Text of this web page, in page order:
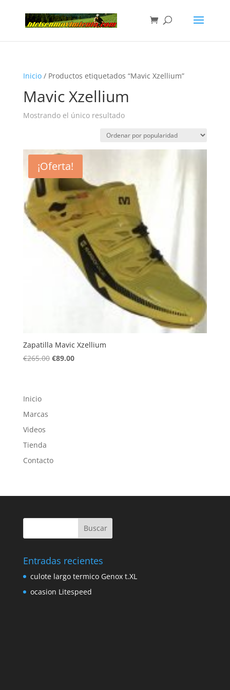
Inicio/ Productos etiquetados “Mavic Xzellium”
Mavic Xzellium
Mostrando el único resultado
¡Oferta!
Zapatilla Mavic Xzellium
€265.00 El
€89.00El
Inicio
Marcas
Videos
Tienda
Contacto
Entradas recientes
culote largo termico Genox t.XL
ocasion Litespeed